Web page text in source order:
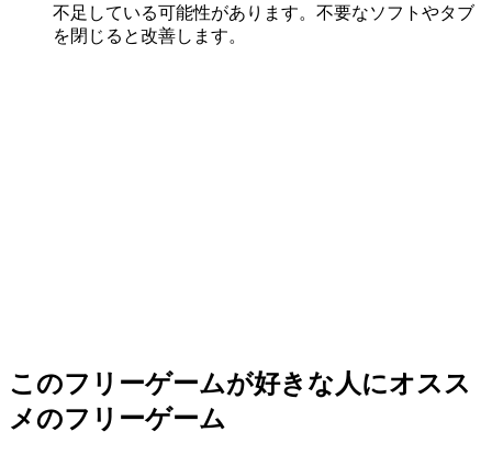
不足している可能性があります。不要なソフトやタブ
を閉じると改善します。
このフリーゲームが好きな人にオスス
メのフリーゲーム